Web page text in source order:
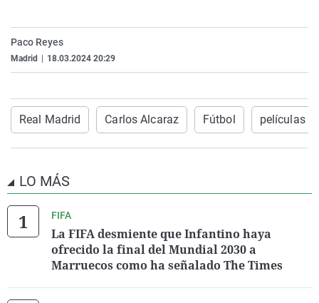
Paco Reyes
Madrid 18.03.2024 20:29
Real Madrid Carlos Alcaraz Fútbol películas
LO MÁS
FIFA
La FIFA desmiente que Infantino haya
ofrecido la final del Mundial 2030 a
Marruecos como ha señalado The Times